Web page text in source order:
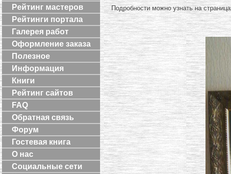
Рейтинг мастеров
Рейтинги портала
Галерея работ
Оформление заказа
Полезное
Информация
Книги
Рейтинг сайтов
FAQ
Обратная связь
Форум
Гостевая книга
О нас
Социальные сети
Подробности можно узнать на